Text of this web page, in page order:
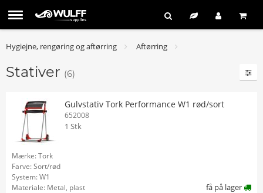
Hygiejne, rengøring og aftørring Aftørring
Stativer (6)
Gulvstativ Tork Performance W1 rød/sort
652008
1 Stk
Mærke: Tork
Farve: Sort/rød
System: W1
Materiale: Metal, plast
få på lager